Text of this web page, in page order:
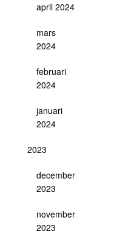
april 2024
mars
2024
februari
2024
januari
2024
2023
december
2023
november
2023